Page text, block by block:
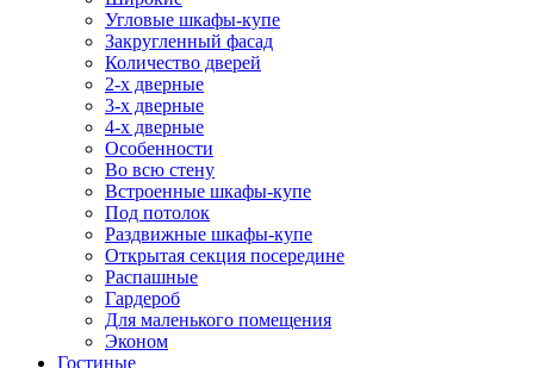
Угловые шкафы-купе
Закругленный фасад
Количество дверей
2-х дверные
3-х дверные
4-х дверные
Особенности
Во всю стену
Встроенные шкафы-купе
Под потолок
Раздвижные шкафы-купе
Открытая секция посередине
Распашные
Гардероб
Для маленького помещения
Эконом
Гостиные